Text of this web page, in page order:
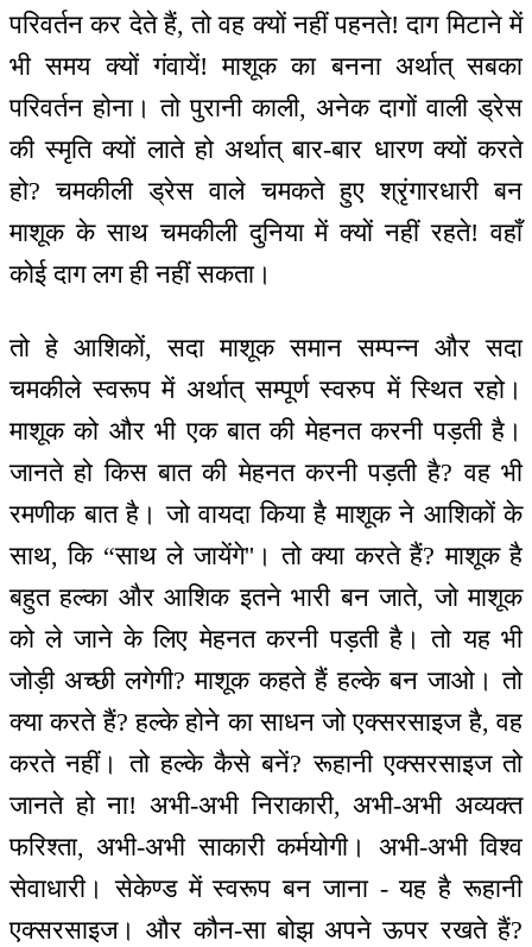
परिवर्तन कर देते हैं, तो वह क्यों नहीं पहनते! दाग मिटाने में
भी समय क्यों गंवायें! माशूक का बनना अर्थात् सबका
परिवर्तन होना। तो पुरानी काली, अनेक दागों वाली ड्रेस
की स्मृति क्यों लाते हो अर्थात् बार-बार धारण क्यों करते
हो? चमकीली ड्रेस वाले चमकते हुए श्रृंगारधारी बन
माशूक के साथ चमकीली दुनिया में क्यों नहीं रहते! वहाँ
कोई दाग लग ही नहीं सकता।
तो हे आशिकों, सदा माशूक समान सम्पन्न और सदा
चमकीले स्वरूप में अर्थात् सम्पूर्ण स्वरुप में स्थित रहो।
माशूक को और भी एक बात की मेहनत करनी पड़ती है।
जानते हो किस बात की मेहनत करनी पड़ती है? वह भी
रमणीक बात है। जो वायदा किया है माशूक ने आशिकों के
साथ, कि “साथ ले जायेंगे''। तो क्या करते हैं? माशूक है
बहुत हल्का और आशिक इतने भारी बन जाते, जो माशूक
को ले जाने के लिए मेहनत करनी पड़ती है। तो यह भी
जोड़ी अच्छी लगेगी? माशूक कहते हैं हल्के बन जाओ। तो
क्या करते हैं? हल्के होने का साधन जो एक्सरसाइज है, वह
करते नहीं। तो हल्के कैसे बनें? रूहानी एक्सरसाइज तो
जानते हो ना! अभी-अभी निराकारी, अभी-अभी अव्यक्त
फरिश्ता, अभी-अभी साकारी कर्मयोगी। अभी-अभी विश्व
सेवाधारी। सेकेण्ड में स्वरूप बन जाना - यह है रूहानी
एक्सरसाइज। और कौन-सा बोझ अपने ऊपर रखते हैं?